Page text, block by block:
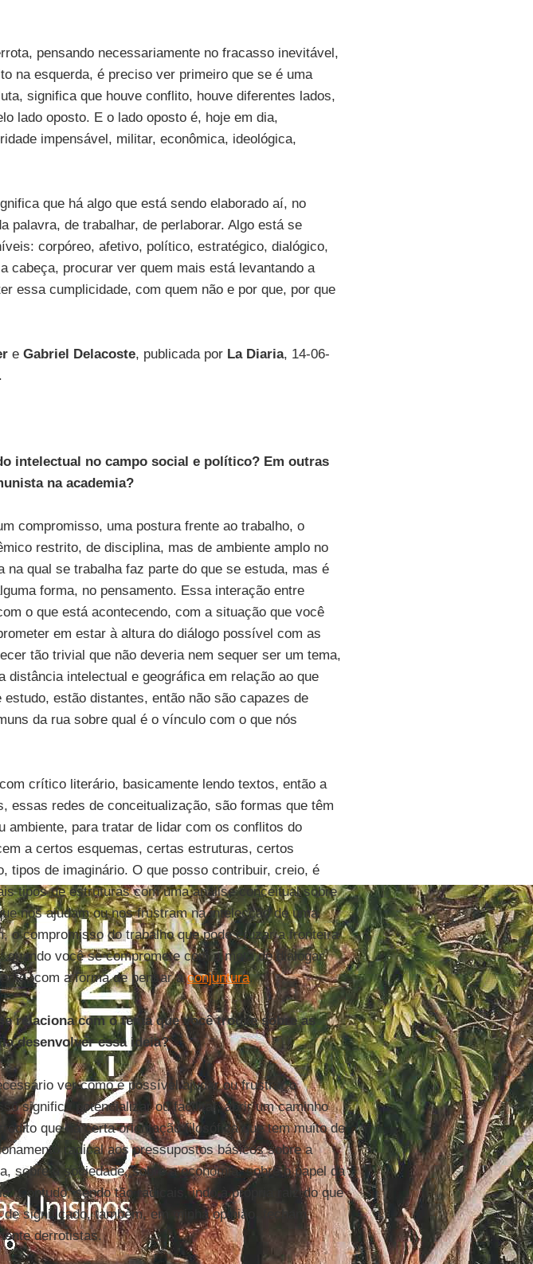
pensando necessariamente no fracasso inevitável,
na esquerda, é preciso ver primeiro que se é uma
significa que houve conflito, houve diferentes lados,
lado oposto. E o lado oposto é, hoje em dia,
impensável, militar, econômica, ideológica,
que há algo que está sendo elaborado aí, no
palavra, de trabalhar, de perlaborar. Algo está se
corpóreo, afetivo, político, estratégico, dialógico,
cabeça, procurar ver quem mais está levantando a
essa cumplicidade, com quem não e por que, por que
e Gabriel Delacoste, publicada porLa Diaria, 14-06-
intelectual no campo social e político? Em outras
na academia?
compromisso, uma postura frente ao trabalho, o
restrito, de disciplina, mas de ambiente amplo no
na qual se trabalha faz parte do que se estuda, mas é
forma, no pensamento. Essa interação entre
o que está acontecendo, com a situação que você
em estar à altura do diálogo possível com as
tão trivial que não deveria nem sequer ser um tema,
distância intelectual e geográfica em relação ao que
estão distantes, então não são capazes de
da rua sobre qual é o vínculo com o que nós
crítico literário, basicamente lendo textos, então a
essas redes de conceitualização, são formas que têm
ambiente, para tratar de lidar com os conflitos do
a certos esquemas, certas estruturas, certos
tipos de imaginário. O que posso contribuir, creio, é
tipos de estruturas com uma análise conceitual sobre
nos ajudam ou nos frustram na intelecção de uma
o compromisso do trabalho que pode cruzar a fronteira
quando você se compromete com a meta de dialogar
com a forma de pensar aconjuntura.
relaciona com o tema que você trouxe sobre as
desenvolver essa ideia?
ver como é possível ajudar ou frustrar o
significa potencializar ou facilitar, abrir um caminho
que há certa orientação filosófica que tem muito de
radical aos pressupostos básicos sobre a
sobre a sociedade, sobre a economia, sobre o papel da
Contudo, sendo tão radicais, indo à própria raiz do que
significado, também, em minha opinião, fecham
derrotistas.